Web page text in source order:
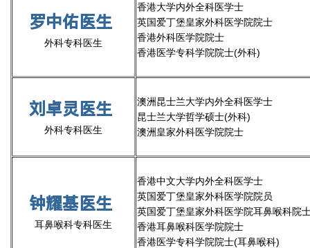
罗中佑医生
外科专科医生
香港大学内外全科医学士
英国爱丁堡皇家外科医学院院士
香港外科医学院院士
香港医学专科学院院士(外科)
刘卓灵医生
外科专科医生
澳洲昆士兰大学内外全科医学士
昆士兰大学哲学硕士(外科)
澳洲皇家外科医学院院士
钟耀基医生
耳鼻喉科专科医生
香港中文大学内外全科医学士
英国爱丁堡皇家外科医学院院员
英国爱丁堡皇家外科医学院耳鼻喉科院
香港耳鼻喉科医学院院士
香港医学专科学院院士(耳鼻喉科)